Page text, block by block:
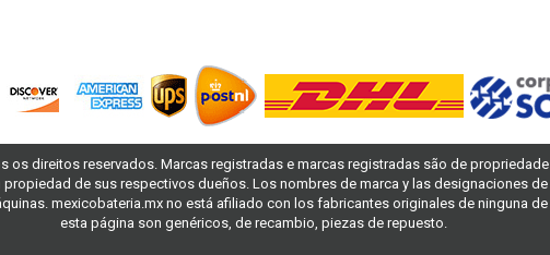
os direitos reservados. Marcas registradas e marcas registradas são de
de sus respectivos dueños. Los nombres de marca y las designaciones
mexicobateria.mx no está afiliado con los fabricantes originales de ninguna
esta página son genéricos, de recambio, piezas de repuesto.